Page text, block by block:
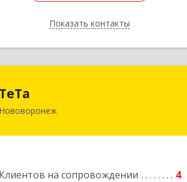
Показать контакты
Назад
ТеТа
Нововоронеж
Клиентов на сопровождении 4
396 073, Нововоронеж г, а/я, дом № 30